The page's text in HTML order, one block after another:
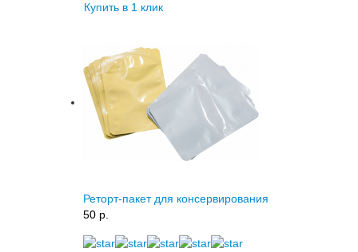
Купить в 1 клик
Реторт-пакет для консервирования
50 p.